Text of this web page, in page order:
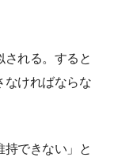
される。すると
なければならな
できない」と